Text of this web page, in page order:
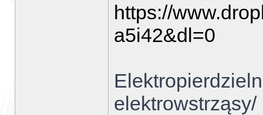
https://
a5i42&dl=0